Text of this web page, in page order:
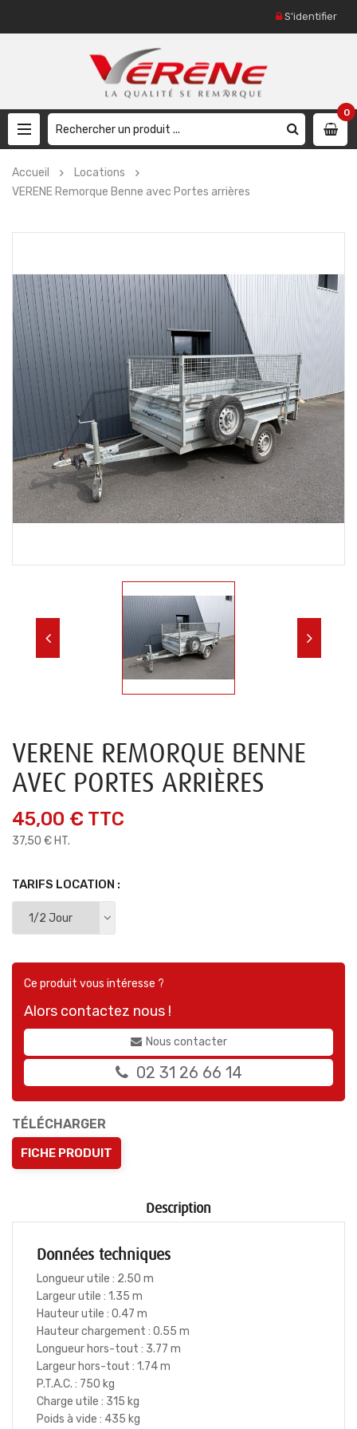
S'identifier
0
Accueil
Locations
VERENE Remorque Benne avec Portes arrières
VERENE REMORQUE BENNE
AVEC PORTES ARRIÈRES
45,00 € TTC
37,50 € HT.
TARIFS LOCATION :
Ce produit vous intéresse ?
Alors contactez nous !
Nous contacter
02 31 26 66 14
TÉLÉCHARGER
FICHE PRODUIT
Description
Données techniques
Longueur utile : 2.50 m
Largeur utile : 1.35 m
Hauteur utile : 0.47 m
Hauteur chargement : 0.55 m
Longueur hors-tout : 3.77 m
Largeur hors-tout : 1.74 m
P.T.A.C. : 750 kg
Charge utile : 315 kg
Poids à vide : 435 kg